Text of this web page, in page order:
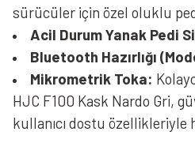
sürücüler için özel oluklu
Acil Durum Yanak Pedi
Bluetooth Hazırlığı
Mikrometrik Toka:
HJC F100 Kask Nardo Gri,
kullanıcı dostu